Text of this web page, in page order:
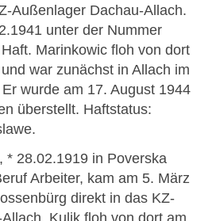
Außenlager Dachau-Allach.
unter der Nummer
Marinkowic floh von dort
war zunächst in Allach im
wurde am 17. August 1944
überstellt. Haftstatus:
* 28.02.1919 in Poverska
Arbeiter, kam am 5. März
direkt in das KZ-